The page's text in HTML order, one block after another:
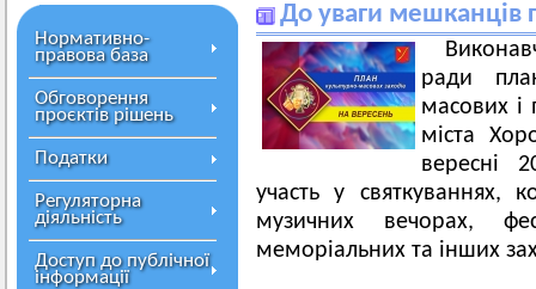
Нормативно-
правова база
Обговорення
проєктів рішень
Податки
Регуляторна
діяльність
Доступ до публічної
інформації
До уваги мешканців
ради
масових і
міста
вересні
участь у святкуваннях,
музичних вечорах,
меморіальних та інших